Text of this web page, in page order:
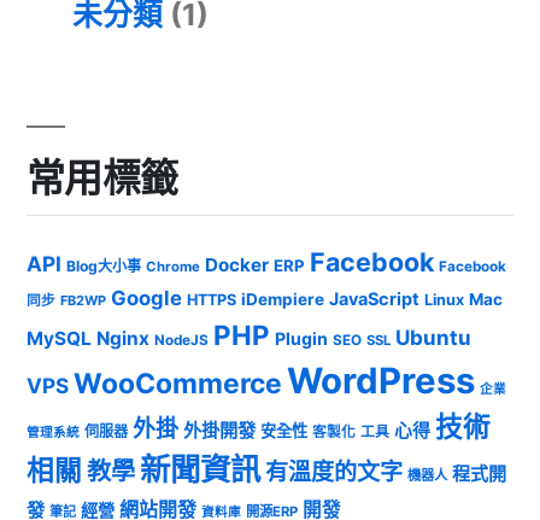
未分類 (1)
常用標籤
API Blog大小事 Chrome Docker ERP Facebook Facebook
同步 FB2WP Google HTTPS iDempiere JavaScript Linux Mac
MySQL Nginx NodeJS PHP Plugin SEO SSL Ubuntu
VPSWooCommerceWordPress 企業
管理系統 伺服器 外掛 外掛開發 安全性 客製化 工具 心得 技術
相關 教學 新聞資訊有溫度的文字 機器人 程式開
發 筆記 經營 網站開發 資料庫 開源ERP 開發